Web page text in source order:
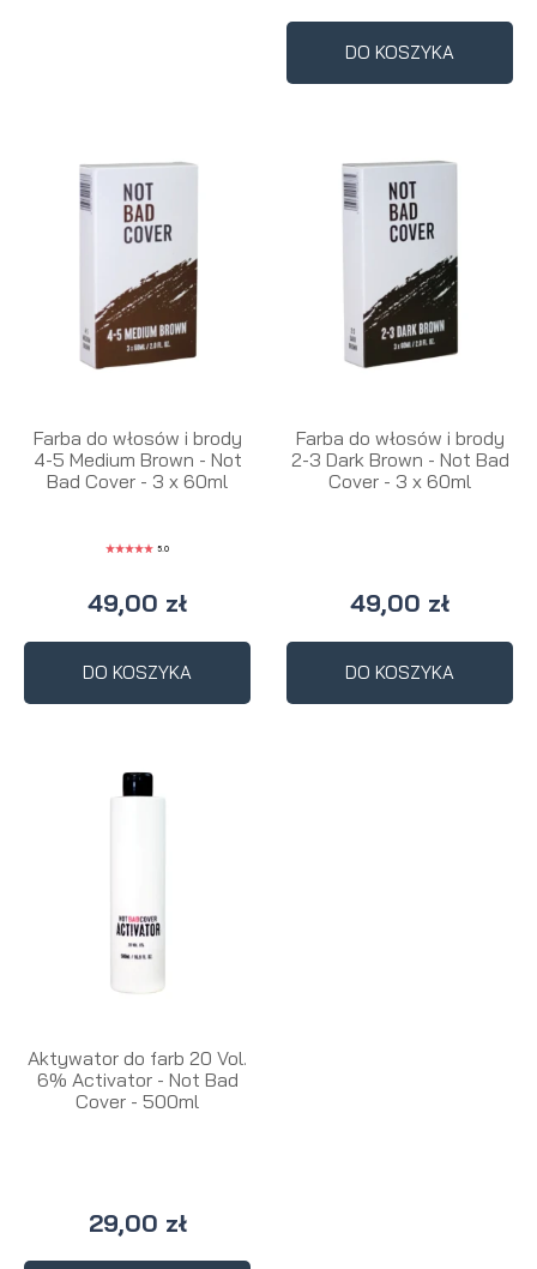
DO KOSZYKA
Farba do włosów i brody
4-5 Medium Brown - Not
Bad Cover - 3 x 60ml
5.0
49,00 zł
DO KOSZYKA
Farba do włosów i brody
2-3 Dark Brown - Not Bad
Cover - 3 x 60ml
49,00 zł
DO KOSZYKA
Aktywator do farb 20 Vol.
6% Activator - Not Bad
Cover - 500ml
29,00 zł